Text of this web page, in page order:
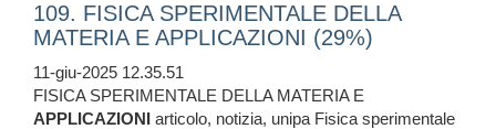
109. FISICA SPERIMENTALE DELLA
MATERIA E APPLICAZIONI (29%)
11-giu-2025 12.35.51
FISICA SPERIMENTALE DELLA MATERIA E
APPLICAZIONI articolo, notizia, unipa Fisica sperimentale